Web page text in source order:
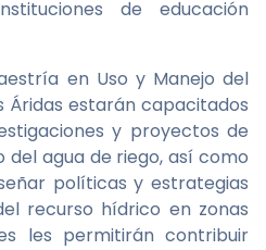
de educación
en Uso y Manejo del
Áridas estarán capacitados
y proyectos de
del agua de riego, así como
políticas y estrategias
recurso hídrico en zonas
les permitirán contribuir